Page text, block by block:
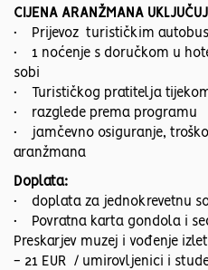
CIJENA ARANŽMANA
• Prijevoz turističkim
• 1 noćenje s doručkom u
sobi
• Turističkog pratitelja
• razglede prema programu
• jamčevno osiguranje,
aranžmana
Doplata:
• doplata za jednokrevetnu
• Povratna karta gondola i
Preskarjev muzej i vođenje
- 21 EUR / umirovljenici i